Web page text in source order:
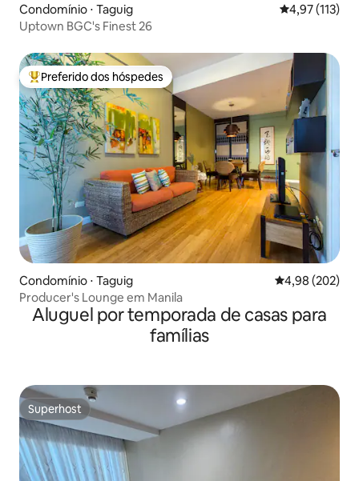
Condomínio ⋅ Taguig 4,97 de uma
4,97 (113)
Uptown BGC's Finest 26
Entre os melhores preferidos dos hóspedes
Preferido dos hóspedes
Condomínio ⋅ Taguig 4,98 de uma
4,98 (202)
Producer's Lounge em Manila
Aluguel por temporada de casas para
famílias
Superhost
Superhost